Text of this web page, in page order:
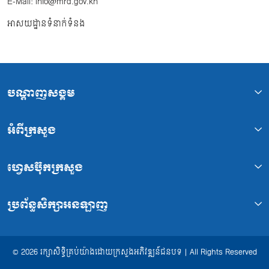
អាសយដ្ឋានទំនាក់ទំនង
បណ្ដាញសង្គម
អំពីក្រសួង
ហ្វេសប៊ុកក្រសួង
ប្រព័ន្ធសិក្សាអនឡាញ
© 2026 រក្សាសិទ្ធិគ្រប់យ៉ាងដោយក្រសួងអភិវឌ្ឍន៍ជនបទ | All Rights Reserved